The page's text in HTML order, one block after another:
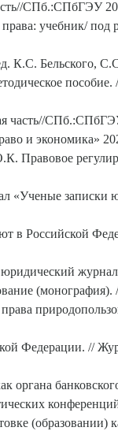
СПб.:СПбГЭУ
учебник/
К.С. Бельского,
часть//
и экономика»
Правовое
записки
в Российской
Федерации. //
органа
(образовании)